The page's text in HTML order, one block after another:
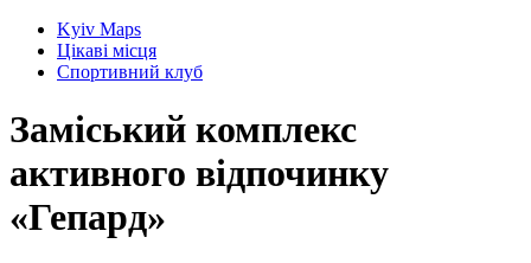
Kyiv Maps
Цікаві місця
Спортивний клуб
Заміський комплекс
активного відпочинку
«Гепард»